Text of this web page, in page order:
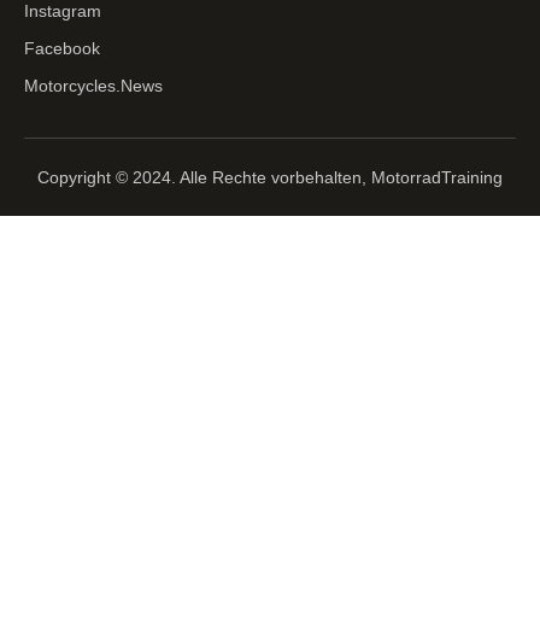
Instagram
Facebook
Motorcycles.News
Copyright © 2024. Alle Rechte vorbehalten, MotorradTraining